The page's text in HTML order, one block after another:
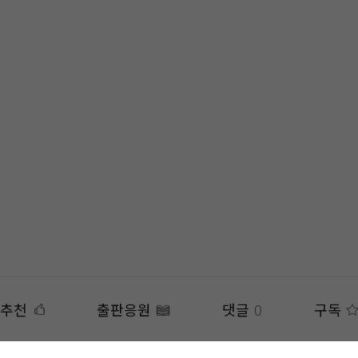
추천 출판응원 댓글 0 구독